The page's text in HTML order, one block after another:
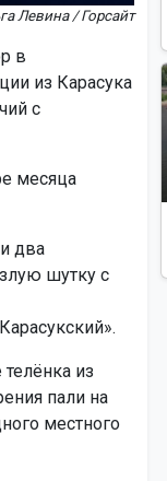
Левина / Горсайт
в
из Карасука
с
месяца
два
шутку с
из
пали на
местного